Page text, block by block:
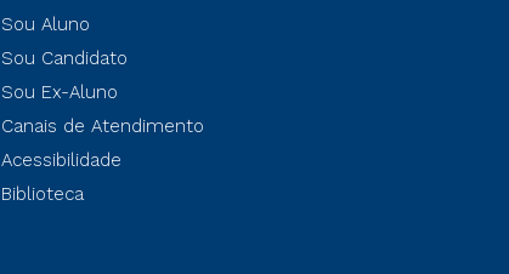
Sou Aluno
Sou Candidato
Sou Ex-Aluno
Canais de Atendimento
Acessibilidade
Biblioteca